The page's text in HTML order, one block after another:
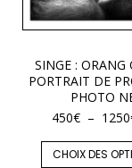
SINGE : ORANG
PORTRAIT DE
PHOTO
450€ – 1250
CHOIX DES